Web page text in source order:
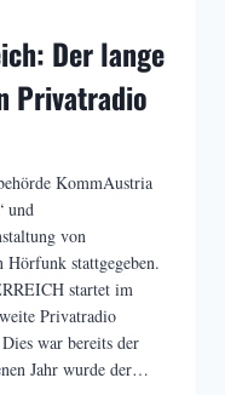
Der lange
Privatradio
KommAustria
und
von
Hörfunk stattgegeben.
startet im
Privatradio
war bereits der
Jahr wurde der…